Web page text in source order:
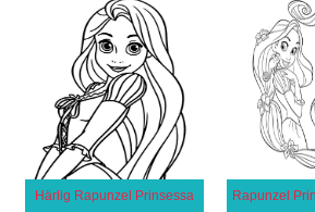
Härlig Rapunzel Prinsessa